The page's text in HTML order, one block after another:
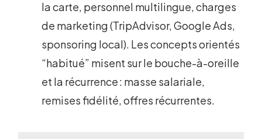
la carte, personnel multilingue, charges
de marketing (TripAdvisor, Google Ads,
sponsoring local). Les concepts orientés
“habitué” misent sur le bouche-à-oreille
et la récurrence : masse salariale,
remises fidélité, offres récurrentes.